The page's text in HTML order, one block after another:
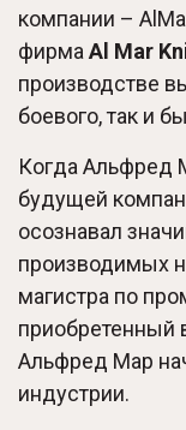
компании –
фирма Al Mar
производстве
боевого, так и
Когда Альфред
будущей
осознавал
производимых
магистра по
приобретенный
Альфред Мар
индустрии.